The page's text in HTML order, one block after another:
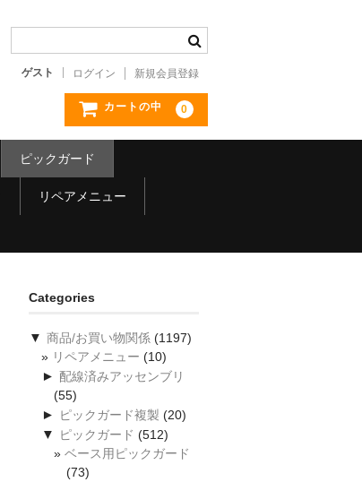
ゲスト ログイン 新規会員登録
カートの中 0
ピックガード
リペアメニュー
Categories
▼ 商品/お買い物関係 (1197)
リペアメニュー (10)
► 配線済みアッセンブリ
(55)
► ピックガード複製 (20)
▼ ピックガード (512)
ベース用ピックガード
(73)